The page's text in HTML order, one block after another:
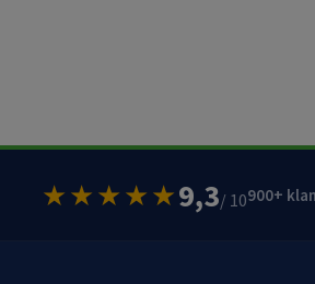
★★★★★9,3/ 10900+